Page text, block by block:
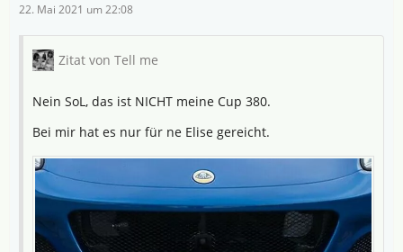
22. Mai 2021 um 22:08
Zitat von Tell me
Nein SoL, das ist NICHT meine Cup 380.
Bei mir hat es nur für ne Elise gereicht.